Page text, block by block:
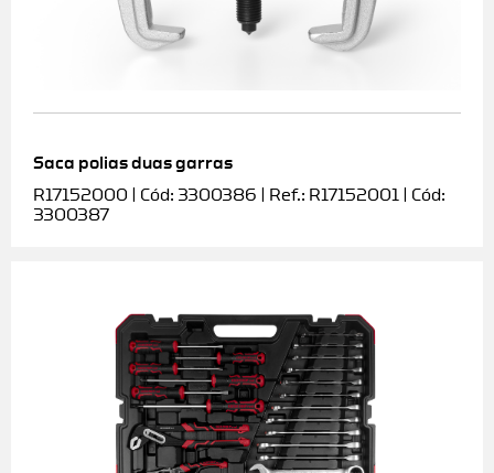
Saca polias duas garras
R17152000 | Cód: 3300386 | Ref.: R17152001 | Cód:
3300387